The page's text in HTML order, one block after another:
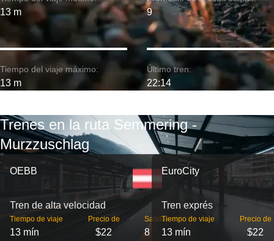
13 m
Tiempo del viaje máximo:
13 m
9
Último tren:
22:14
Trenes en la ruta Semmering -
Murzzuschlag
OEBB
Tren de alta velocidad
Tiempo de viaje
13 mín
Precio de
$22
Salidas
8
EuroCity
Tren exprés
Tiempo de viaje
13 mín
Precio de
$22